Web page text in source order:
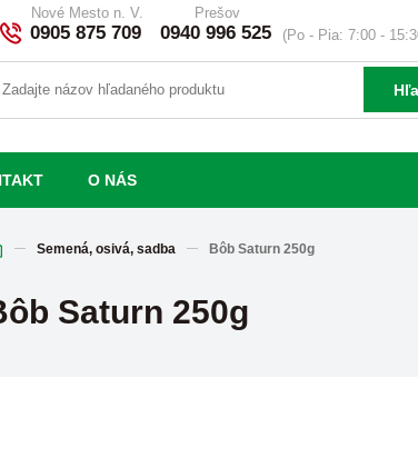
Nové Mesto n. V.
0905 875 709
Prešov
0940 996 525 (Po - Pia: 7:00 -
O NÁS
Semená, osivá, sadba Bôb Saturn 250g
Saturn 250g